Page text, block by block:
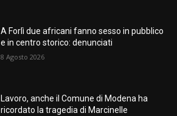
A Forlì due africani fanno sesso in pubblico
e in centro storico: denunciati
8 Agosto 2026
Lavoro, anche il Comune di Modena ha
ricordato la tragedia di Marcinelle